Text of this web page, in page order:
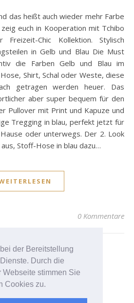
der Bereitstellung
Durch die
stimmen Sie
Cookies zu.
euch in Kooperation mit Tchibo
Chic Kollektion. Stylisch
in Gelb und Blau Die Must
die Farben Gelb und Blau im
Shirt, Schal oder Weste, diese
getragen werden heuer. Das
aber super bequem für den
Pullover mit Print und Kapuze und
Tregging in blau, perfekt jetzt für
oder unterwegs. Der 2. Look
Stoff-Hose in blau dazu…
0 Kommentare
Durch die weitere Nutzung
der Seite stimmst du der